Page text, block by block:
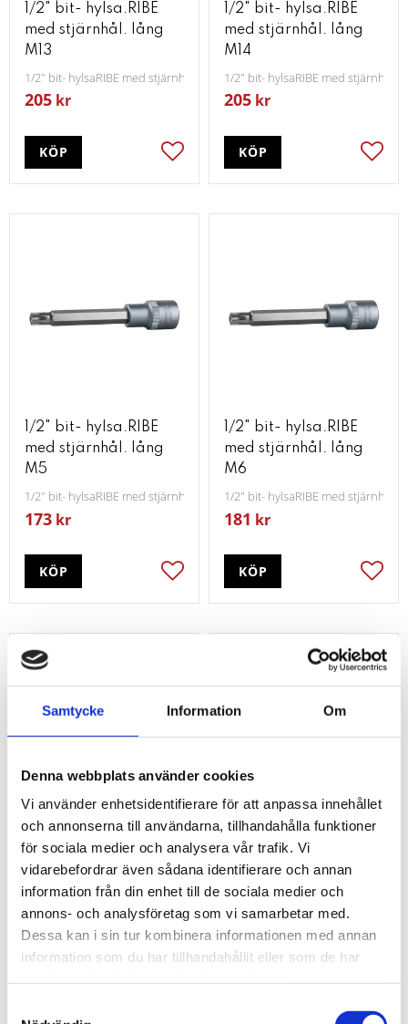
Samtycke Information Om
Denna webbplats använder cookies
Vi använder enhetsidentifierare för att anpassa innehållet
och annonserna till användarna, tillhandahålla funktioner
för sociala medier och analysera vår trafik. Vi
vidarebefordrar även sådana identifierare och annan
information från din enhet till de sociala medier och
annons- och analysföretag som vi samarbetar med.
Dessa kan i sin tur kombinera informationen med annan
information som du har tillhandahållit eller som de har
1/2" bit- hylsa.RIBE
med stjärnhål. lång
M13
1/2" bit- hylsaRIBE med stjärnhål lång M13
205 kr
Lägg till i favoriter
KÖP
1/2" bit- hylsa.RIBE
med stjärnhål. lång
M14
1/2" bit- hylsaRIBE med stjärnhål
205 kr
KÖP
1/2" bit- hylsa.RIBE
med stjärnhål. lång
M5
1/2" bit- hylsaRIBE med stjärnhål lång M5
173 kr
Lägg till i favoriter
KÖP
1/2" bit- hylsa.RIBE
med stjärnhål. lång
M6
1/2" bit- hylsaRIBE med stjärnhål
181 kr
KÖP
1/2" bit- hylsa.RIBE
med stjärnhål. lång
M7
1/2" bit- hylsaRIBE med stjärnhål lång M7
181kr
1/2" bit- hylsa.RIBE
med stjärnhål. lång
M8
1/2" bit- hylsaRIBE med stjärnhål
181kr